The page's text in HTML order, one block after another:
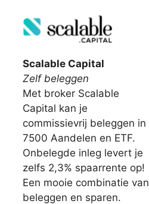
Scalable Capital
Zelf beleggen
Met broker Scalable
Capital kan je
commissievrij beleggen in
7500 Aandelen en ETF.
Onbelegde inleg levert je
zelfs 2,3% spaarrente op!
Een mooie combinatie van
beleggen en sparen.